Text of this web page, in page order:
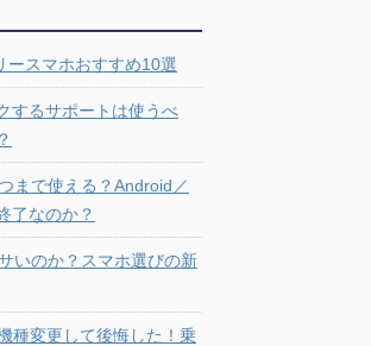
ースマホおすすめ10選
するサポートは使うべ
まで使える？Android／
了なのか？
いのか？スマホ選びの新
種変更して後悔した！乗